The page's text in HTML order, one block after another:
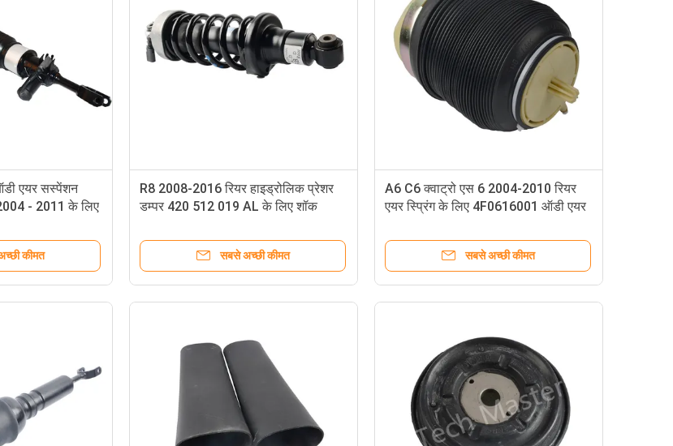
एयर सस्पेंशन
- 2011 के लिए
कीमत
R8 2008-2016 रियर हाइड्रोलिक प्रेशर
डम्पर 420 512 019 AL के लिए शॉक
सबसे अच्छी कीमत
A6 C6 क्वाट्रो एस 6 2004-2010 रियर
एयर स्प्रिंग के लिए 4F0616001 ऑडी एयर
सबसे अच्छी कीमत